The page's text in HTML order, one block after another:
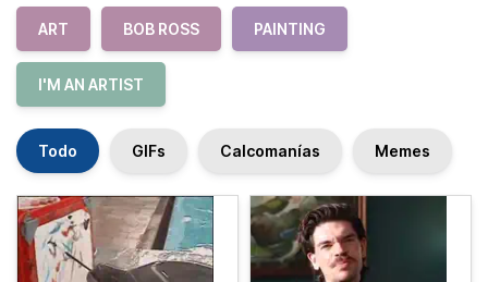
ART BOB ROSS PAINTING
I'M AN ARTIST
Todo GIFs Calcomanías Memes